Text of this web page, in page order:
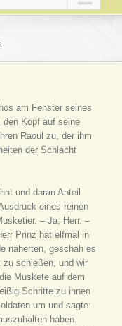
am Fenster seines
den Kopf auf seine
Raoul zu, der ihm
der Schlacht
und daran Anteil
eines reinen
– Ja; Herr. –
Prinz hat elfmal in
näherten, geschah es
schießen, und wir
Muskete auf dem
Schritte zu ihnen
um und sagte:
haben.